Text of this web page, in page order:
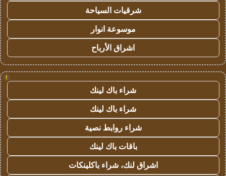
شرقيات السياحة
موسوعة انوار
اشراق الأرباح
!
شراء باك لينك
شراء باك لينك
شراء روابط نصية
باقات باك لينك
اشراق لنك، شراء باكلينكات